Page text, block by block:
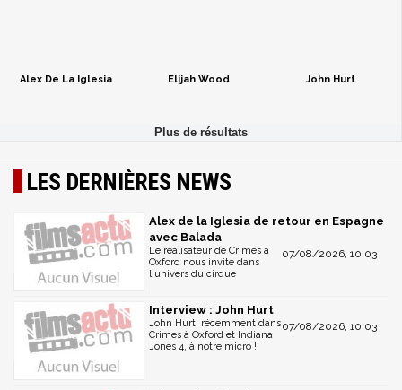
Alex De La Iglesia Elijah Wood John Hurt
LES DERNIÈRES NEWS
Alex de la Iglesia de retour en Espagne
avec Balada
07/08/2026, 10:03
Le réalisateur de Crimes à
Oxford nous invite dans
l'univers du cirque
Interview : John Hurt
07/08/2026, 10:03
John Hurt, récemment dans
Crimes à Oxford et Indiana
Jones 4, à notre micro !